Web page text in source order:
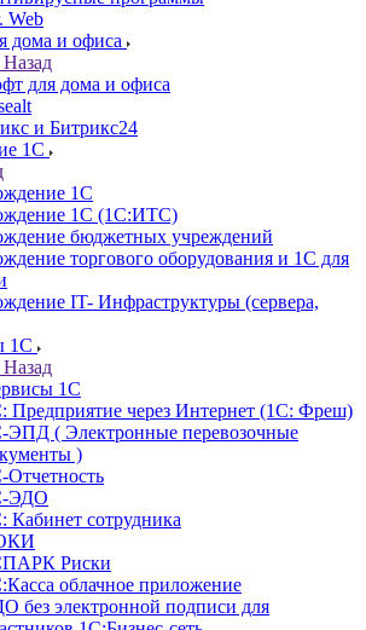
Web
дома и офиса
Назад
для дома и офиса
и Битрикс24
1С
1С
1С (1С:ИТС)
бюджетных учреждений
торгового оборудования и 1С для
IT- Инфраструктуры (сервера,
1С
Назад
1С
Предприятие через Интернет (1С: Фреш)
ЭПД ( Электронные перевозочные
)
Отчетность
ЭДО
Кабинет сотрудника
Риски
облачное приложение
без электронной подписи для